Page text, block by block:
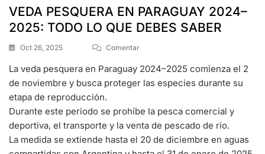
VEDA PESQUERA EN PARAGUAY 2024–
2025: TODO LO QUE DEBES SABER
Oct 26, 2025 Comentar
La veda pesquera en Paraguay 2024–2025 comienza el 2
de noviembre y busca proteger las especies durante su
etapa de reproducción.
Durante este periodo se prohíbe la pesca comercial y
deportiva, el transporte y la venta de pescado de río.
La medida se extiende hasta el 20 de diciembre en aguas